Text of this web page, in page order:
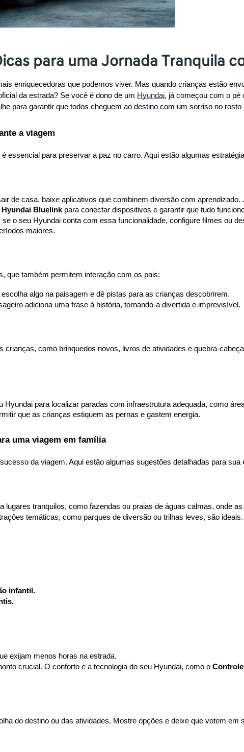
para uma Jornada Tranquila
enriquecedoras que podemos viver. Mas quando crianças estão
da estrada? Se você é dono de um Hyundai
para garantir que todos cheguem ao destino com um sorriso no
a viagem
essencial para preservar a paz no carro. Aqui estão algumas
de casa, baixe aplicativos que combinem diversão com
Hyundai Bluelink para conectar dispositivos e garantir que tudo
se o seu Hyundai conta com essa funcionalidade, configure filmes ou
maiores.
que também permitem interação com os pais:
escolha algo na paisagem e dê pistas para as crianças descobrirem.
adiciona uma frase à história, tornando-a divertida e imprevisível.
crianças, como brinquedos novos, livros de atividades e quebra-
Hyundai para localizar paradas com infraestrutura adequada, como
que as crianças estiquem as pernas e gastem energia.
uma viagem em família
da viagem. Aqui estão algumas sugestões detalhadas para sua
lugares tranquilos, como fazendas ou praias de águas calmas, onde
temáticas, como parques de diversão ou trilhas leves, são
infantil.
exijam menos horas na estrada.
crucial. O conforto e a tecnologia do seu Hyundai, como o
do destino ou das atividades. Mostre opções e deixe que votem